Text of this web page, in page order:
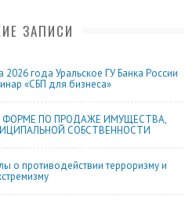
ЗАПИСИ
2026 года Уральское ГУ Банка России
«СБП для бизнеса»
ФОРМЕ ПО ПРОДАЖЕ ИМУЩЕСТВА,
СОБСТВЕННОСТИ
о противодействии терроризму и